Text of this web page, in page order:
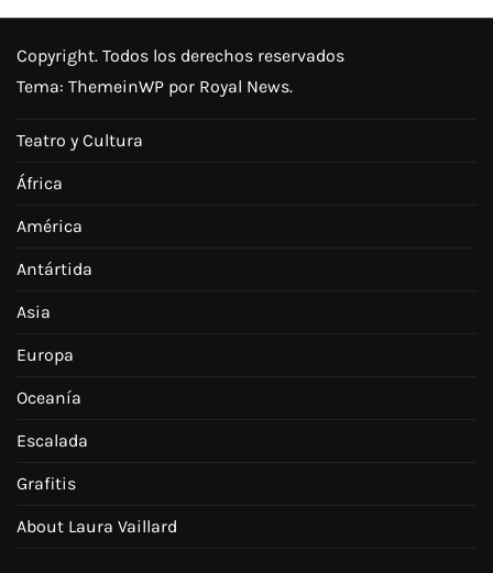
Copyright. Todos los derechos reservados
Tema: ThemeinWP por Royal News.
Teatro y Cultura
África
América
Antártida
Asia
Europa
Oceanía
Escalada
Grafitis
About Laura Vaillard